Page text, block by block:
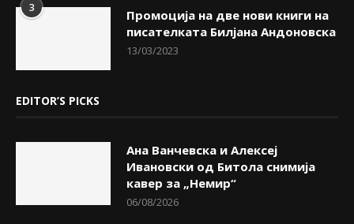
3
Промоција на две нови книги на
писателката Билјана Андоновска
13/03/2023
EDITOR’S PICKS
Ана Ванчевска и Алексеј
Ивановски од Битола снимија
кавер за „Немир“
06/08/2026